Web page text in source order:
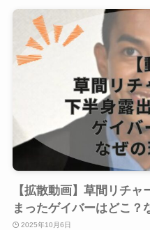
【拡散動画】草間リチ
まったゲイバーはどこ？
2025年10月6日